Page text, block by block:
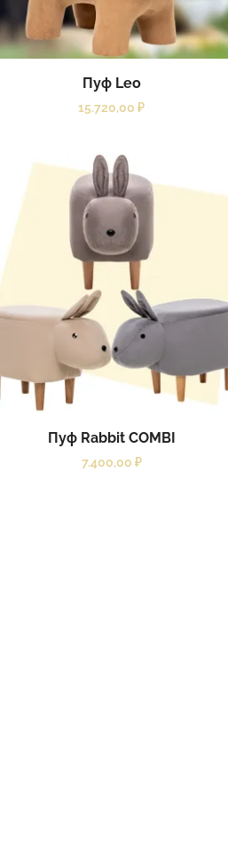
Пуф Leo
15.720,00 ₽
Пуф Rabbit COMBI
7.400,00 ₽